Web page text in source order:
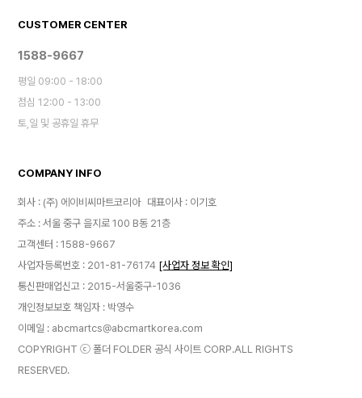
CUSTOMER CENTER
1588-9667
평일 09:00 - 18:00
점심 12:00 - 13:00
토,일 및 공휴일 휴무
COMPANY INFO
회사 : (주) 에이비씨마트코리아 대표이사 : 이기호
주소 : 서울 중구 을지로 100 B동 21층
고객센터 : 1588-9667
사업자등록번호 : 201-81-76174 [사업자 정보 확인]
통신판매업신고 : 2015-서울중구-1036
개인정보보호 책임자 : 박영수
이메일 : abcmartcs@abcmartkorea.com
COPYRIGHT ⓒ 폴더 FOLDER 공식 사이트 CORP.ALL RIGHTS
RESERVED.